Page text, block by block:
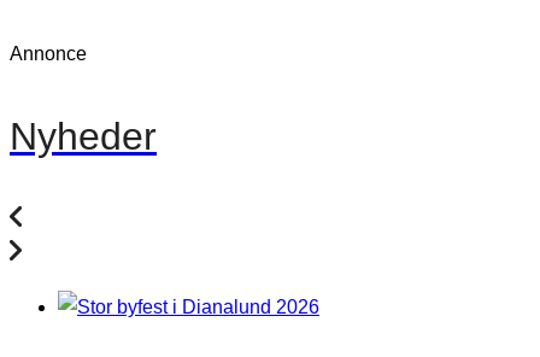
Annonce
Nyheder